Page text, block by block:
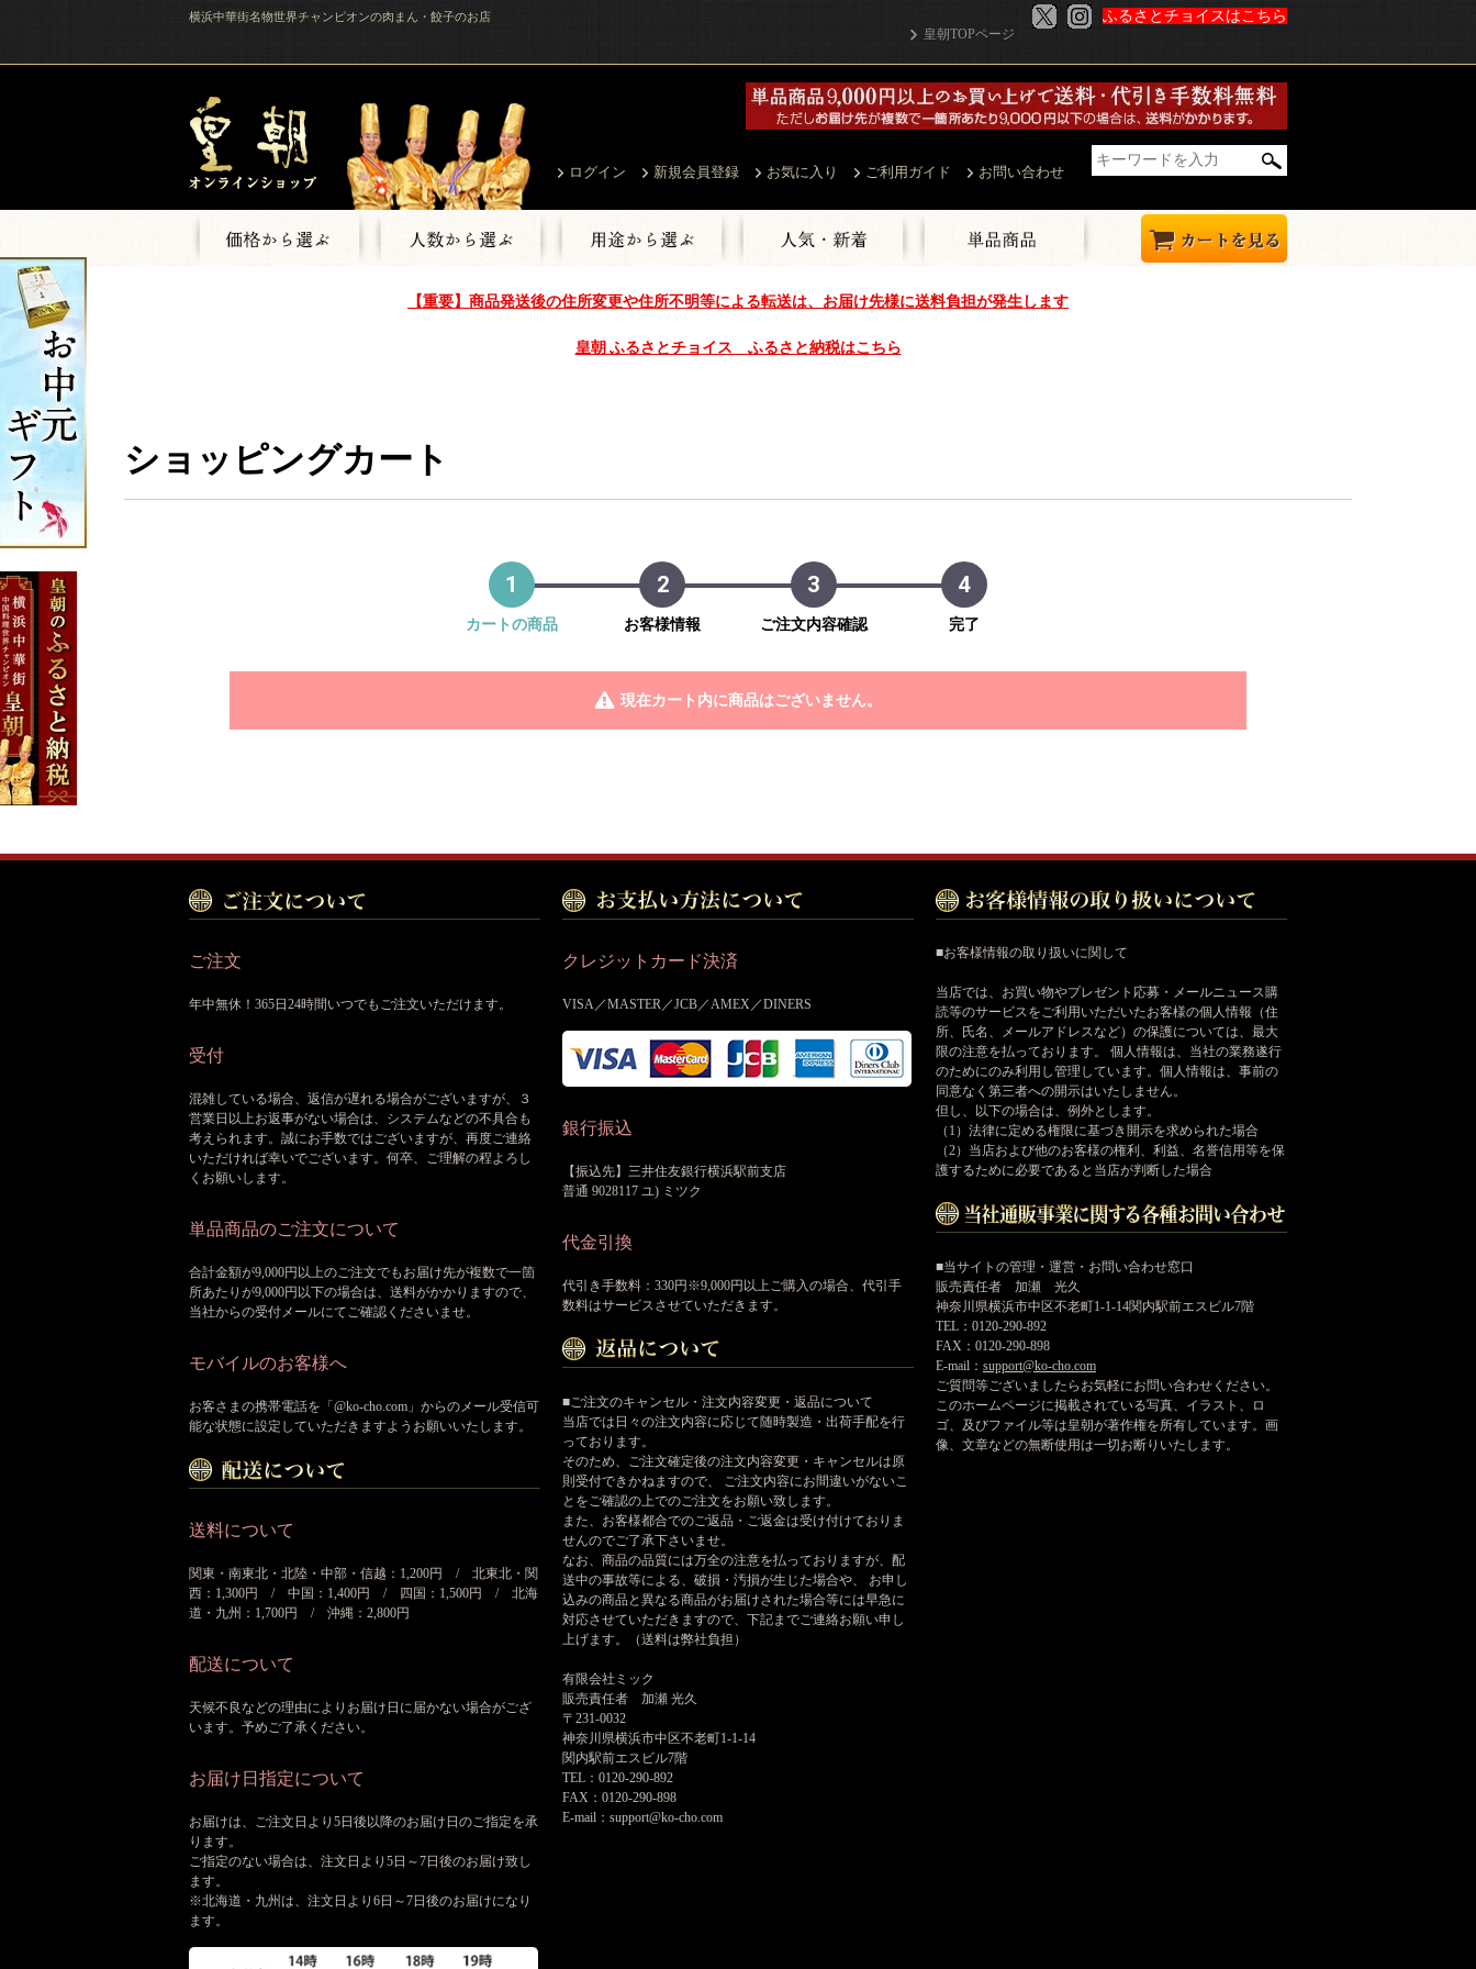
横浜中華街名物世界チャンピオンの肉まん・餃子のお店
皇朝TOPページ
ふるさとチョイスはこちら
ログイン 新規会員登録 お気に入り ご利用ガイド お問い合わせ
【重要】商品発送後の住所変更や住所不明等による転送は、お届け先様に送料負担が発生します
皇朝 ふるさとチョイス ふるさと納税はこちら
ショッピングカート
1
カートの商品
2
お客様情報
3
ご注文内容確認
4
完了
現在カート内に商品はございません。
ご注文
年中無休！365日24時間いつでもご注文いただけます。
受付
混雑している場合、返信が遅れる場合がございますが、３
営業日以上お返事がない場合は、システムなどの不具合も
考えられます。誠にお手数ではございますが、再度ご連絡
いただければ幸いでございます。何卒、ご理解の程よろし
くお願いします。
単品商品のご注文について
合計金額が9,000円以上のご注文でもお届け先が複数で一箇
所あたりが9,000円以下の場合は、送料がかかりますので、
当社からの受付メールにてご確認くださいませ。
モバイルのお客様へ
お客さまの携帯電話を「@ko-cho.com」からのメール受信可
能な状態に設定していただきますようお願いいたします。
送料について
関東・南東北・北陸・中部・信越：1,200円 / 北東北・関
西：1,300円 / 中国：1,400円 / 四国：1,500円 / 北海
道・九州：1,700円 / 沖縄：2,800円
配送について
天候不良などの理由によりお届け日に届かない場合がござ
います。予めご了承ください。
お届け日指定について
お届けは、ご注文日より5日後以降のお届け日のご指定を承
ります。
ご指定のない場合は、注文日より5日～7日後のお届け致し
ます。
※北海道・九州は、注文日より6日～7日後のお届けになり
ます。
クレジットカード決済
VISA／MASTER／JCB／AMEX／DINERS
銀行振込
【振込先】三井住友銀行横浜駅前支店
普通 9028117 ユ) ミツク
代金引換
代引き手数料：330円※9,000円以上ご購入の場合、代引手
数料はサービスさせていただきます。
■ご注文のキャンセル・注文内容変更・返品について
当店では日々の注文内容に応じて随時製造・出荷手配を行
っております。
そのため、ご注文確定後の注文内容変更・キャンセルは原
則受付できかねますので、 ご注文内容にお間違いがないこ
とをご確認の上でのご注文をお願い致します。
また、お客様都合でのご返品・ご返金は受け付けておりま
せんのでご了承下さいませ。
なお、商品の品質には万全の注意を払っておりますが、配
送中の事故等による、破損・汚損が生じた場合や、 お申し
込みの商品と異なる商品がお届けされた場合等には早急に
対応させていただきますので、下記までご連絡お願い申し
上げます。（送料は弊社負担）
有限会社ミック
販売責任者 加瀬 光久
〒231-0032
神奈川県横浜市中区不老町1-1-14
関内駅前エスビル7階
TEL：0120-290-892
FAX：0120-290-898
E-mail：support@ko-cho.com
■お客様情報の取り扱いに関して
当店では、お買い物やプレゼント応募・メールニュース購
読等のサービスをご利用いただいたお客様の個人情報（住
所、氏名、メールアドレスなど）の保護については、最大
限の注意を払っております。 個人情報は、当社の業務遂行
のためにのみ利用し管理しています。個人情報は、事前の
同意なく第三者への開示はいたしません。
但し、以下の場合は、例外とします。
（1）法律に定める権限に基づき開示を求められた場合
（2）当店および他のお客様の権利、利益、名誉信用等を保
護するために必要であると当店が判断した場合
■当サイトの管理・運営・お問い合わせ窓口
販売責任者 加瀬 光久
神奈川県横浜市中区不老町1-1-14関内駅前エスビル7階
TEL：0120-290-892
FAX：0120-290-898
E-mail： support@ko-cho.com
ご質問等ございましたらお気軽にお問い合わせください。
このホームページに掲載されている写真、イラスト、ロ
ゴ、及びファイル等は皇朝が著作権を所有しています。画
像、文章などの無断使用は一切お断りいたします。